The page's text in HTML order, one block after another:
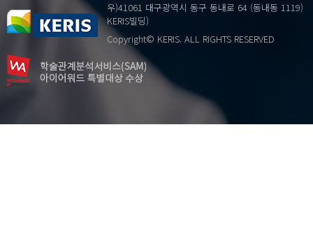
우)41061 대구광역시 동구 동내로 64 (동내동 1119)
KERIS빌딩)
Copyright© KERIS. ALL RIGHTS RESERVED